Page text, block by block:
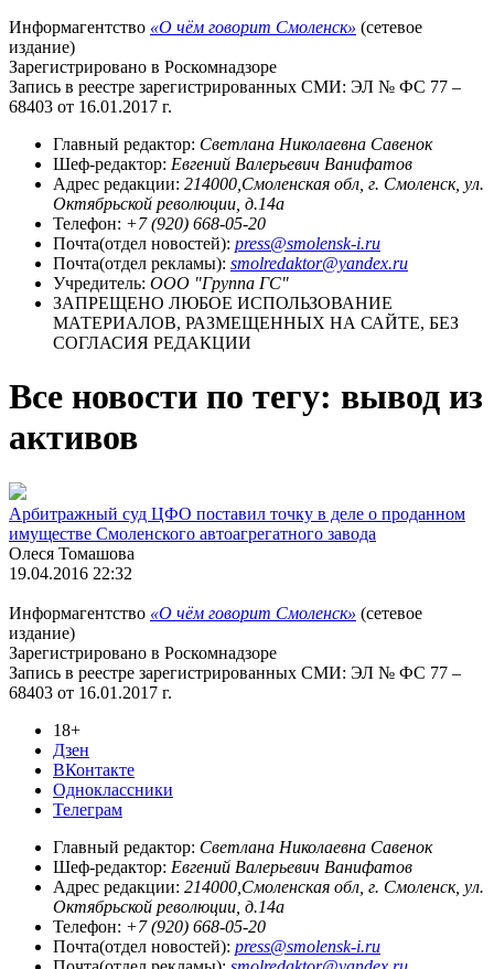
Информагентство «О чём говорит Смоленск» (сетевое
издание)
Зарегистрировано в Роскомнадзоре
Запись в реестре зарегистрированных СМИ: ЭЛ № ФС 77 –
68403 от 16.01.2017 г.
Главный редактор: Светлана Николаевна Савенок
Шеф-редактор: Евгений Валерьевич Ванифатов
Адрес редакции: 214000,Смоленская обл, г. Смоленск, ул.
Октябрьской революции, д.14а
Телефон: +7 (920) 668-05-20
Почта(отдел новостей): press@smolensk-i.ru
Почта(отдел рекламы): smolredaktor@yandex.ru
Учредитель: ООО "Группа ГС"
ЗАПРЕЩЕНО ЛЮБОЕ ИСПОЛЬЗОВАНИЕ
МАТЕРИАЛОВ, РАЗМЕЩЕННЫХ НА САЙТЕ, БЕЗ
СОГЛАСИЯ РЕДАКЦИИ
Все новости по тегу: вывод из
активов
Арбитражный суд ЦФО поставил точку в деле о проданном
имуществе Смоленского автоагрегатного завода
Олеся Томашова
19.04.2016 22:32
Информагентство «О чём говорит Смоленск» (сетевое
издание)
Зарегистрировано в Роскомнадзоре
Запись в реестре зарегистрированных СМИ: ЭЛ № ФС 77 –
68403 от 16.01.2017 г.
18+
Дзен
ВКонтакте
Одноклассники
Телеграм
Главный редактор: Светлана Николаевна Савенок
Шеф-редактор: Евгений Валерьевич Ванифатов
Адрес редакции: 214000,Смоленская обл, г. Смоленск, ул.
Октябрьской революции, д.14а
Телефон: +7 (920) 668-05-20
Почта(отдел новостей): press@smolensk-i.ru